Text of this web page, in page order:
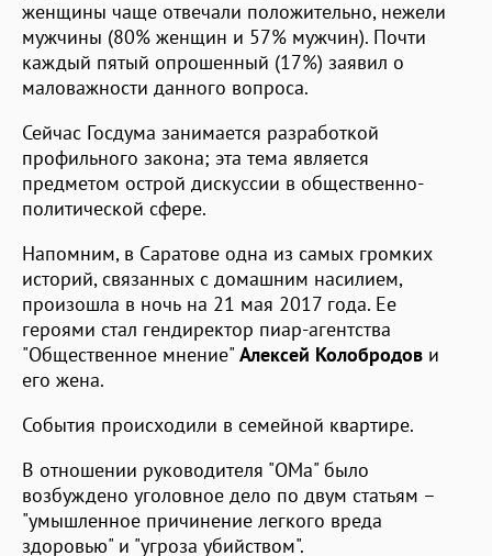
женщины чаще отвечали положительно, нежели
мужчины (80% женщин и 57% мужчин). Почти
каждый пятый опрошенный (17%) заявил о
маловажности данного вопроса.
Сейчас Госдума занимается разработкой
профильного закона; эта тема является
предметом острой дискуссии в общественно-
политической сфере.
Напомним, в Саратове одна из самых громких
историй, связанных с домашним насилием,
произошла в ночь на 21 мая 2017 года. Ее
героями стал гендиректор пиар-агентства
"Общественное мнение" Алексей Колобродов и
его жена.
События происходили в семейной квартире.
В отношении руководителя "ОМа" было
возбуждено уголовное дело по двум статьям –
"умышленное причинение легкого вреда
здоровью" и "угроза убийством".